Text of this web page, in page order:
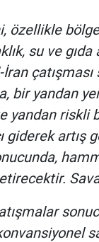
özellikle
su ve
İran
bir yandan
yandan riskli
giderek artış